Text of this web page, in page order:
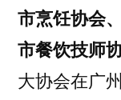
市烹饪协会
市餐饮技师
大协会在广